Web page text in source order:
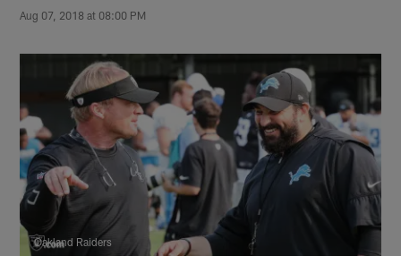
Aug 07, 2018 at 08:00 PM
Oakland Raiders